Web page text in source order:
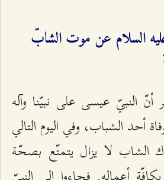
السلام عن موت الشابّ
النبيّ عيسى على نبيّنا وآله
أحد الشباب، وفي اليوم التالي
الشاب لا يزال يتمتّع بصحّة